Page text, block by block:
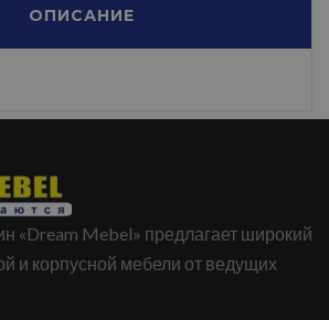
ОПИСАНИЕ
«Dream Mebel» предлагает широкий
и корпусной мебели от ведущих